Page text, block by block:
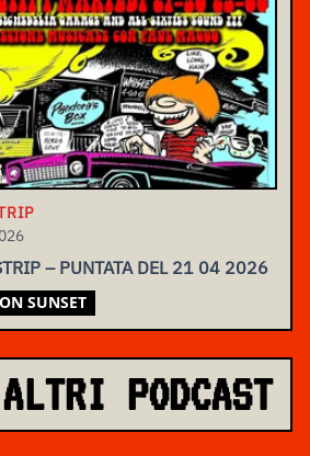
– PUNTATA DEL 21 04 2026
SUNSET
PODCAST